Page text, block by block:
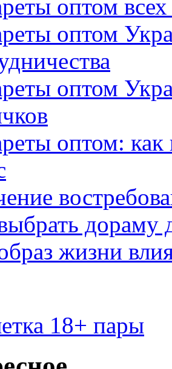
оптом
оптом
оптом
оптом:
дораму
жизни
18+ пары